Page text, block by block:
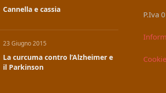
Cannella e cassia
23 Giugno 2015
La curcuma contro l’Alzheimer e
il Parkinson
P.Iva